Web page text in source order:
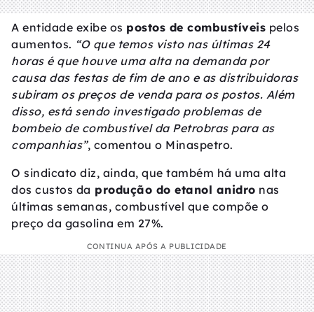
A entidade exibe os postos de combustíveis pelos
aumentos. “O que temos visto nas últimas 24
horas é que houve uma alta na demanda por
causa das festas de fim de ano e as distribuidoras
subiram os preços de venda para os postos. Além
disso, está sendo investigado problemas de
bombeio de combustível da Petrobras para as
companhias”, comentou o Minaspetro.
O sindicato diz, ainda, que também há uma alta
dos custos da produção do etanol anidro nas
últimas semanas, combustível que compõe o
preço da gasolina em 27%.
CONTINUA APÓS A PUBLICIDADE